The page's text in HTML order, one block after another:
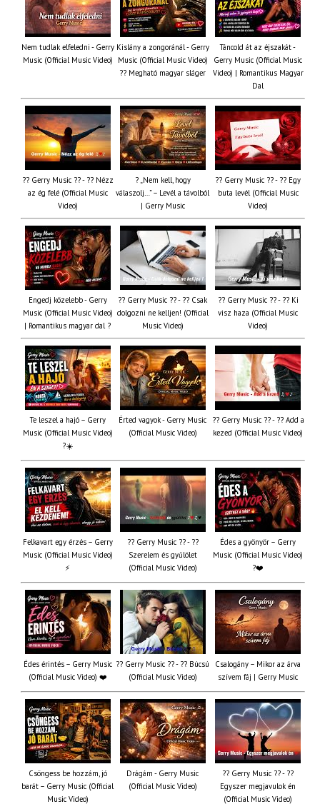
Nem tudlak elfeledni - Gerry
Music (Official Music Video)
Kislány a zongoránál - Gerry
Music (Official Music Video)
?? Megható magyar sláger
Táncold át az éjszakát -
Gerry Music (Official Music
Video) | Romantikus Magyar
Dal
?? Gerry Music ?? - ?? Nézz
az ég felé (Official Music
Video)
? „Nem kell, hogy
válaszolj…” – Levél a távolból
| Gerry Music
?? Gerry Music ?? - ?? Egy
buta levél (Official Music
Video)
Engedj közelebb - Gerry
Music (Official Music Video)
| Romantikus magyar dal ?
?? Gerry Music ?? - ?? Csak
dolgozni ne kelljen! (Official
Music Video)
?? Gerry Music ?? - ?? Ki
visz haza (Official Music
Video)
Te leszel a hajó – Gerry
Music (Official Music Video)
?☀️
Érted vagyok - Gerry Music
(Official Music Video)
?? Gerry Music ?? - ?? Add a
kezed (Official Music Video)
Felkavart egy érzés – Gerry
Music (Official Music Video)
⚡
?? Gerry Music ?? - ??
Szerelem és gyűlölet
(Official Music Video)
Édes a gyönyör – Gerry
Music (Official Music Video)
?❤️
Édes érintés – Gerry Music
(Official Music Video) ❤️
?? Gerry Music ?? - ?? Búcsú
(Official Music Video)
Csalogány – Mikor az árva
szívem fáj | Gerry Music
Csöngess be hozzám, jó
barát – Gerry Music (Official
Music Video)
Drágám - Gerry Music
(Official Music Video)
?? Gerry Music ?? - ??
Egyszer megjavulok én
(Official Music Video)